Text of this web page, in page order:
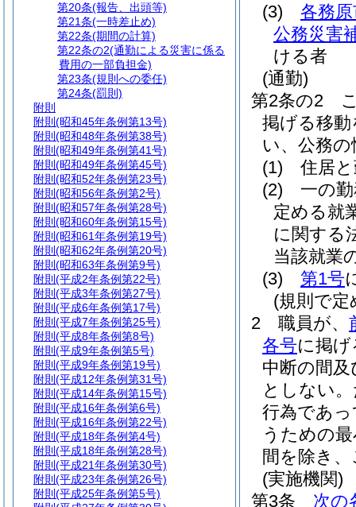
(3)
各務
公務災害
ける者
(通勤)
第2条の2
掲げる移
い、公務
(1)
住居
(2)
一の
定める就
に関する
当該就業
(3)
第1号
(規則で
2
職員が、
各号に掲
中断の間
としない。
行為であ
うための
間を除き
(実施機関)
第3条
次の
第20条(報告、出頭等)
第21条(一時差止め)
第22条(期間の計算)
第22条の2(通勤による災害に係る
費用の一部負担金)
第23条(規則への委任)
第24条(罰則)
附則
附則 (昭和45年条例第13号)
附則 (昭和48年条例第38号)
附則 (昭和49年条例第41号)
附則 (昭和49年条例第45号)
附則 (昭和52年条例第23号)
附則 (昭和56年条例第2号)
附則 (昭和57年条例第28号)
附則 (昭和60年条例第15号)
附則 (昭和61年条例第19号)
附則 (昭和62年条例第20号)
附則 (昭和63年条例第9号)
附則 (平成2年条例第22号)
附則 (平成3年条例第27号)
附則 (平成6年条例第17号)
附則 (平成7年条例第25号)
附則 (平成8年条例第8号)
附則 (平成9年条例第5号)
附則 (平成9年条例第19号)
附則 (平成12年条例第31号)
附則 (平成14年条例第15号)
附則 (平成16年条例第6号)
附則 (平成16年条例第22号)
附則 (平成18年条例第4号)
附則 (平成18年条例第28号)
附則 (平成21年条例第30号)
附則 (平成23年条例第26号)
附則 (平成25年条例第5号)